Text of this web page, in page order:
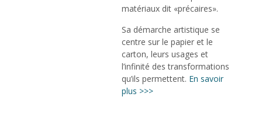
matériaux dit «précaires».
Sa démarche artistique se
centre sur le papier et le
carton, leurs usages et
l’infinité des transformations
qu’ils permettent. En savoir
plus >>>